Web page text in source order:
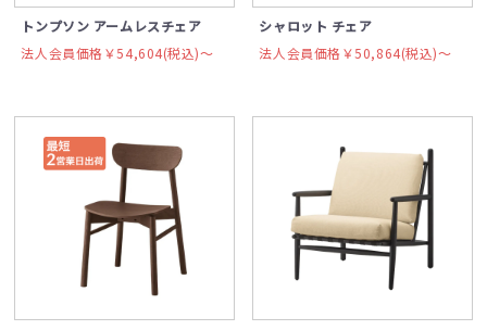
トンプソン アームレスチェア
法人会員価格￥54,604(税込)〜
シャロット チェア
法人会員価格￥50,864(税込)〜